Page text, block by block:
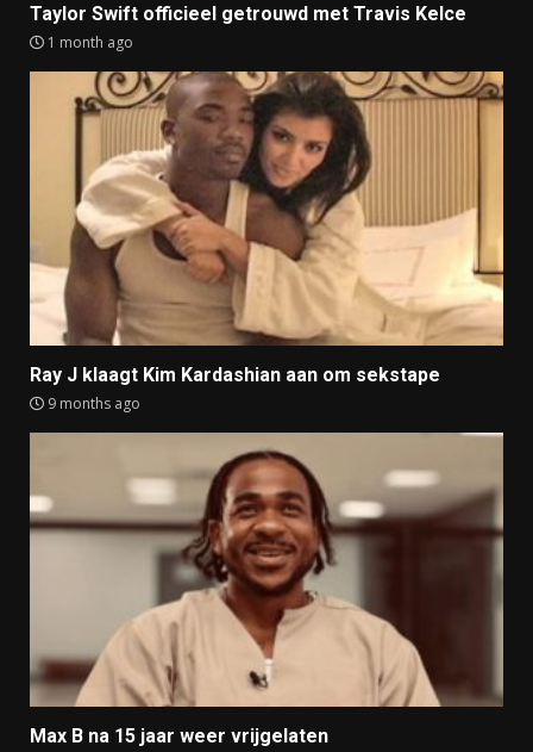
Taylor Swift officieel getrouwd met Travis Kelce
1 month ago
Ray J klaagt Kim Kardashian aan om sekstape
9 months ago
Max B na 15 jaar weer vrijgelaten